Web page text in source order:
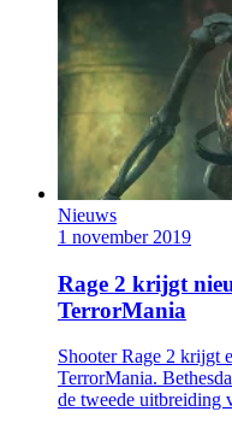
Nieuws
1 november 2019
Rage 2 krijgt
TerrorMania
Shooter Rage 2 krijgt
TerrorMania.
de tweede uitbreiding